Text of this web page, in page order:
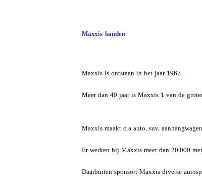
Maxxis banden
Maxxis is ontstaan in het jaar 1967.
Meer dan 40 jaar is Maxxis 1 van de
Maxxis maakt o.a auto, suv,
Er werken bij Maxxis meer dan 20.000
Daarbuiten sponsort Maxxis diverse